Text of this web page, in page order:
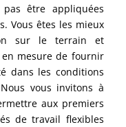
être appliquées
Vous êtes les mieux
sur le terrain et
mesure de fournir
dans les conditions
vous invitons à
aux premiers
de travail flexibles